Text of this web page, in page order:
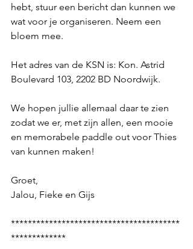
hebt, stuur een bericht dan kunnen we
wat voor je organiseren. Neem een
bloem mee.
Het adres van de KSN is: Kon. Astrid
Boulevard 103, 2202 BD Noordwijk.
We hopen jullie allemaal daar te zien
zodat we er, met zijn allen, een mooie
en memorabele paddle out voor Thies
van kunnen maken!
Groet,
Jalou, Fieke en Gijs
****************************************
*************